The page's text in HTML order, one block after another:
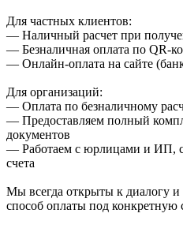
Для частных клиентов:
— Наличный расчет при
— Безналичная оплата по QR-
— Онлайн-оплата на сайте
Для организаций:
— Оплата по безналичному
— Предоставляем полный
документов
— Работаем с юрлицами и ИП,
счета
Мы всегда открыты к диалогу
способ оплаты под конкретную